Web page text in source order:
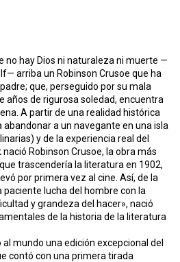
no hay Dios ni naturaleza ni muerte —
arriba un Robinson Crusoe que ha
que, perseguido por su mala
años de rigurosa soledad, encuentra
A partir de una realidad histórica
a un navegante en una isla
y de la experiencia real del
Robinson Crusoe, la obra más
trascendería la literatura en 1902,
por primera vez al cine. Así, de la
paciente lucha del hombre con la
y grandeza del hacer», nació
de la historia de la literatura
al mundo una edición excepcional del
contó con una primera tirada